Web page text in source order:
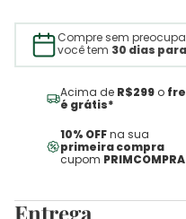
Compre sem
você tem 30 dias
Acima de R$299 o
é grátis*
10% OFFna sua
primeira compra
cupom PRIMCOMPRA
Entrega